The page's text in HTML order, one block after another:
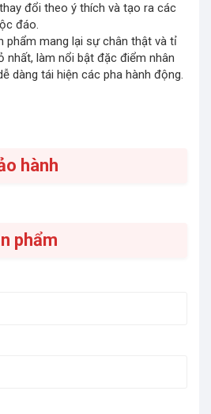
đổi theo ý thích và tạo ra các
đáo.
phẩm mang lại sự chân thật và tỉ
nhất, làm nổi bật đặc điểm nhân
dàng tái hiện các pha hành động.
hành
phẩm